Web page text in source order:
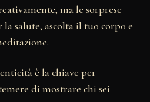
ma le sorprese
la salute, ascolta il tuo corpo e
è la chiave per
di mostrare chi sei